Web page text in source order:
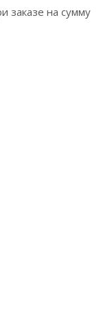
заказе на сумму